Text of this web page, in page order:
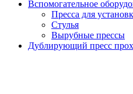
Вспомогательное
Пресса для
Стулья
Вырубные прессы
Дублирующий пресс